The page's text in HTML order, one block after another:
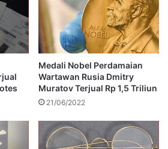
Medali Nobel Perdamaian
Wartawan Rusia Dmitry
Muratov Terjual Rp 1,5 Triliun
21/06/2022